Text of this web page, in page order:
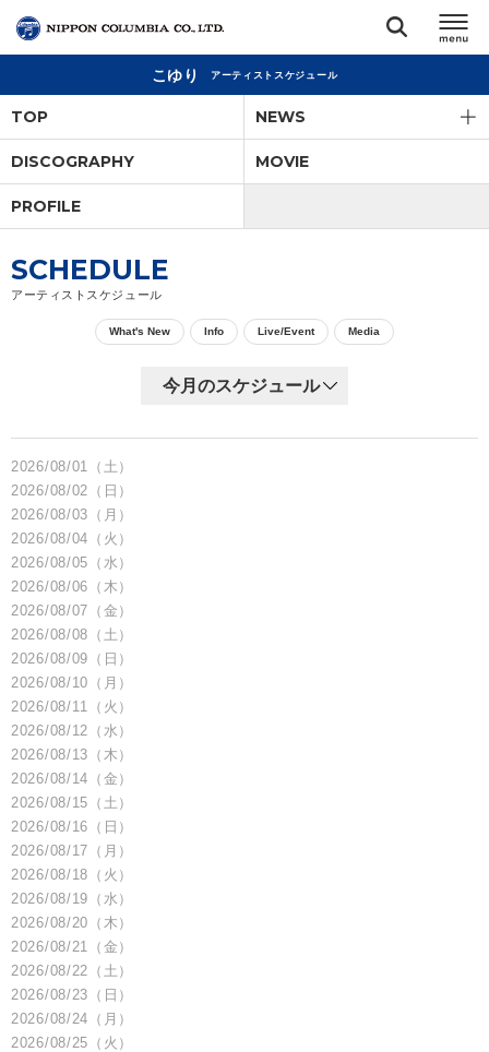
閉じる
アーティスト
ジャンル
直営ショップ
会社情報
サイトマップ
お問い合わせ
こゆり アーティストスケジュール
TOP NEWS
DISCOGRAPHY MOVIE
PROFILE
SCHEDULE
アーティストスケジュール
What's New Info Live/Event Media
2026/08/01（土）
2026/08/02（日）
2026/08/03（月）
2026/08/04（火）
2026/08/05（水）
2026/08/06（木）
2026/08/07（金）
2026/08/08（土）
2026/08/09（日）
2026/08/10（月）
2026/08/11（火）
2026/08/12（水）
2026/08/13（木）
2026/08/14（金）
2026/08/15（土）
2026/08/16（日）
2026/08/17（月）
2026/08/18（火）
2026/08/19（水）
2026/08/20（木）
2026/08/21（金）
2026/08/22（土）
2026/08/23（日）
2026/08/24（月）
2026/08/25（火）